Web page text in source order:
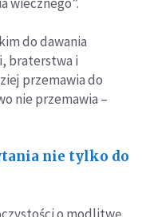
do dawania
braterstwa i
przemawia do
nie przemawia –
nie tylko do
o modlitwę